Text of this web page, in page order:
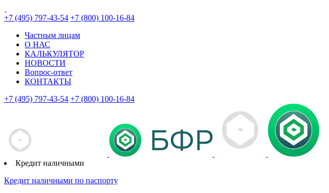
+7 (495) 797-43-54 +7 (800) 100-16-84
Частным лицам
О НАС
КАЛЬКУЛЯТОР
НОВОСТИ
Вопрос-ответ
КОНТАКТЫ
+7 (495) 797-43-54 +7 (800) 100-16-84
Кредит наличными
Кредит наличными по паспорту